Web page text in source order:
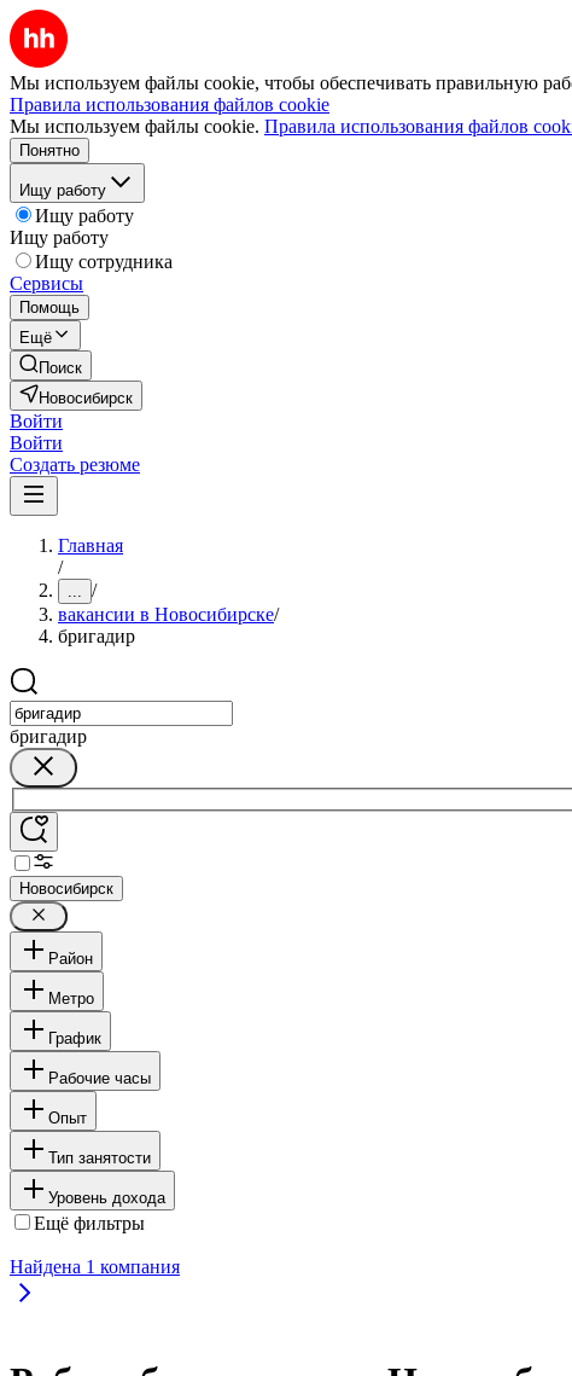
Мы используем файлы cookie, чтобы обеспечивать правильную
Правила использования файлов cookie
Мы используем файлы cookie. Правила использования файлов
Понятно
Ищу работу
Ищу работу
Ищу работу
Ищу сотрудника
Сервисы
Помощь
Ещё
Поиск
Новосибирск
Войти
Войти
Создать резюме
Главная
/
... /
вакансии в Новосибирске/
бригадир
бригадир
Новосибирск
Район
Метро
График
Рабочие часы
Опыт
Тип занятости
Уровень дохода
Ещё фильтры
Найдена 1 компания